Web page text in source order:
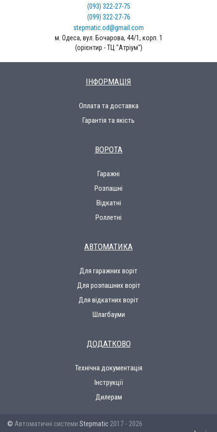
(093) 322-27-75
(099) 322-27-76
stepmatic.od@gmail.com
м. Одеса, вул. Бочарова, 44/1, корп. 1
(орієнтир - ТЦ "Атріум")
ІНФОРМАЦІЯ
Оплата та доставка
Гарантія та якість
ВОРОТА
Гаражні
Розпашні
Відкатні
Роллетні
АВТОМАТИКА
Для гаражних воріт
Для розпашних воріт
Для відкатних воріт
Шлагбауми
ДОДАТКОВО
Технічна документація
Інструкції
Дилерам
© Автоматичні системи Stepmatic 2017 - 2026